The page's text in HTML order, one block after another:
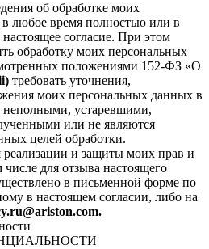
об обработке моих
в любое время полностью или в
настоящее согласие. При этом
обработку моих персональных
положениями 152-ФЗ «О
требовать уточнения,
моих персональных данных в
неполными, устаревшими,
или не являются
целей обработки.
и защиты моих прав и
для отзыва настоящего
в письменной форме по
в настоящем согласии, либо на